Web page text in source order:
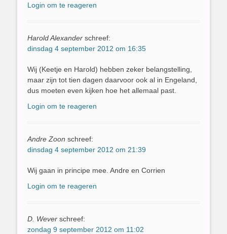
Login om te reageren
Harold Alexander schreef:
dinsdag 4 september 2012 om 16:35
Wij (Keetje en Harold) hebben zeker belangstelling,
maar zijn tot tien dagen daarvoor ook al in Engeland,
dus moeten even kijken hoe het allemaal past.
Login om te reageren
Andre Zoon schreef:
dinsdag 4 september 2012 om 21:39
Wij gaan in principe mee. Andre en Corrien
Login om te reageren
D. Wever schreef:
zondag 9 september 2012 om 11:02